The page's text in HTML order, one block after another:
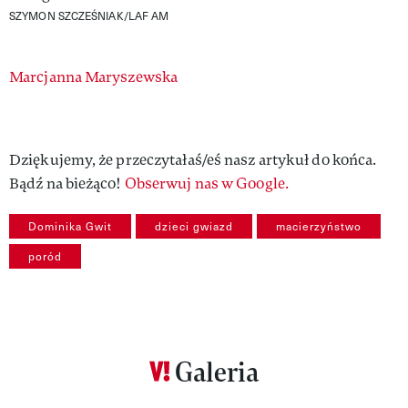
SZYMON SZCZEŚNIAK/LAF AM
Authors
Marcjanna Maryszewska
Dziękujemy, że przeczytałaś/eś nasz artykuł do końca.
Bądź na bieżąco! Obserwuj nas w Google.
Dominika Gwit dzieci gwiazd macierzyństwo
poród
Galeria